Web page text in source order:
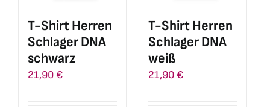
der
Produktseite
gewählt
der
Produktseite
T-Shirt Herren
Schlager DNA
schwarz
21,90 €
T-Shirt Herren
Schlager DNA
weiß
21,90 €